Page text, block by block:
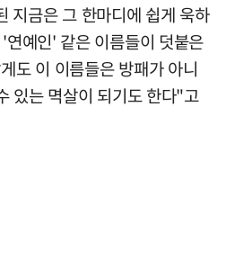
지금은 그 한마디에 쉽게 욱하
예인' 같은 이름들이 덧붙은
도 이 이름들은 방패가 아니
있는 멱살이 되기도 한다"고